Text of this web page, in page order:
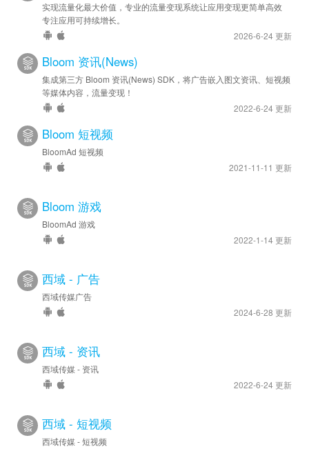
实现流量化最大价值，专业的流量变现系统让应用变现更简单高效
专注应用可持续增长。
2026-6-24 更新
Bloom 资讯(News)
集成第三方 Bloom 资讯(News) SDK，将广告嵌入图文资讯、短视频
等媒体内容，流量变现！
2022-6-24 更新
Bloom 短视频
BloomAd 短视频
2021-11-11 更新
Bloom 游戏
BloomAd 游戏
2022-1-14 更新
西域 - 广告
西域传媒广告
2024-6-28 更新
西域 - 资讯
西域传媒 - 资讯
2022-6-24 更新
西域 - 短视频
西域传媒 - 短视频